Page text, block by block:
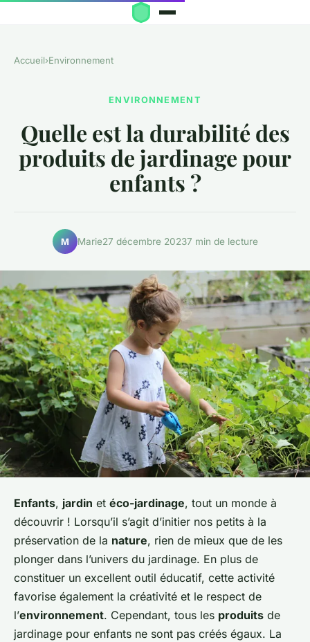
Accueil›Environnement
ENVIRONNEMENT
Quelle est la durabilité des
produits de jardinage pour
enfants ?
M Marie27 décembre 20237 min de lecture
Enfants, jardin et éco-jardinage, tout un monde à
découvrir ! Lorsqu’il s’agit d’initier nos petits à la
préservation de la nature, rien de mieux que de les
plonger dans l’univers du jardinage. En plus de
constituer un excellent outil éducatif, cette activité
favorise également la créativité et le respect de
l’environnement. Cependant, tous les produits de
jardinage pour enfants ne sont pas créés égaux. La